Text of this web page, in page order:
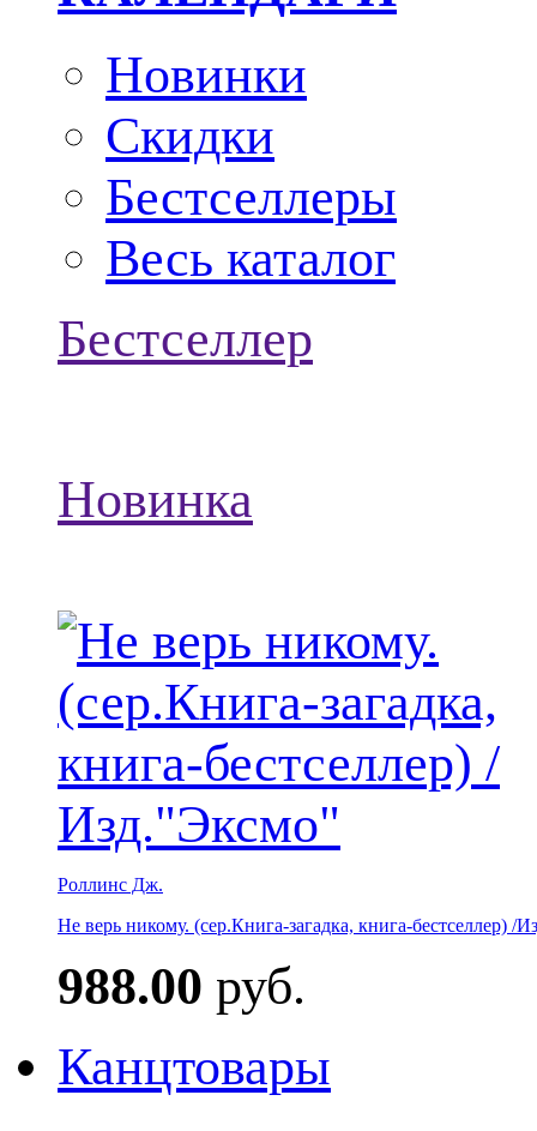
Новинки
Скидки
Бестселлеры
Весь каталог
Бестселлер
Новинка
Роллинс Дж.
Не верь никому. (сер.Книга-загадка, книга-бестселлер) /
988.00 руб.
Канцтовары